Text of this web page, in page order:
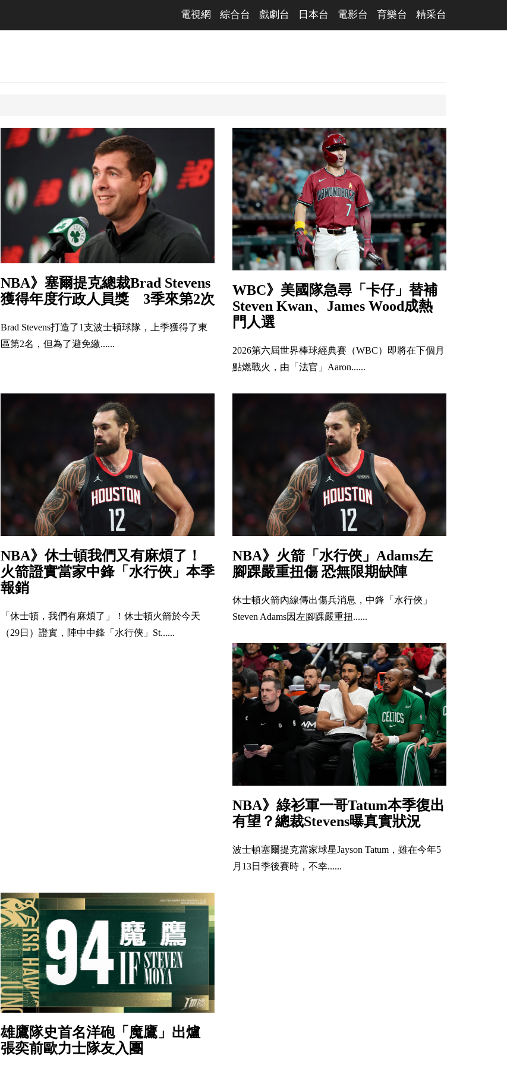
電視網 綜合台 戲劇台 日本台 電影台 育樂台 精采台
NBA》塞爾提克總裁Brad Stevens
獲得年度行政人員獎 3季來第2次
Brad Stevens打造了1支波士頓球隊，上季獲得了東
區第2名，但為了避免繳......
WBC》美國隊急尋「卡仔」替補
Steven Kwan、James Wood成熱
門人選
2026第六屆世界棒球經典賽（WBC）即將在下個月
點燃戰火，由「法官」Aaron......
NBA》休士頓我們又有麻煩了！
火箭證實當家中鋒「水行俠」本季
報銷
「休士頓，我們有麻煩了」！休士頓火箭於今天
（29日）證實，陣中中鋒「水行俠」St......
NBA》火箭「水行俠」Adams左
腳踝嚴重扭傷 恐無限期缺陣
休士頓火箭內線傳出傷兵消息，中鋒「水行俠」
Steven Adams因左腳踝嚴重扭......
NBA》綠衫軍一哥Tatum本季復出
有望？總裁Stevens曝真實狀況
波士頓塞爾提克當家球星Jayson Tatum，雖在今年5
月13日季後賽時，不幸......
雄鷹隊史首名洋砲「魔鷹」出爐
張奕前歐力士隊友入團